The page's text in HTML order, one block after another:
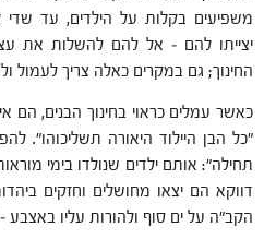
משפיעים בקלות על הילדים, עד
יצייתו להם – אל להם להשלות את
החינוך; גם במקרים כאלה צריך לעמול
כאשר עמלים כראוי בחינוך הבנים, הם
"כל הבן היילוד היאורה תשליכוהו".
תחילה": אותם ילדים שנולדו בימי
דווקא הם יצאו מחושלים וחזקים
הקב"ה על ים סוף ולהורות עליו באצבע –